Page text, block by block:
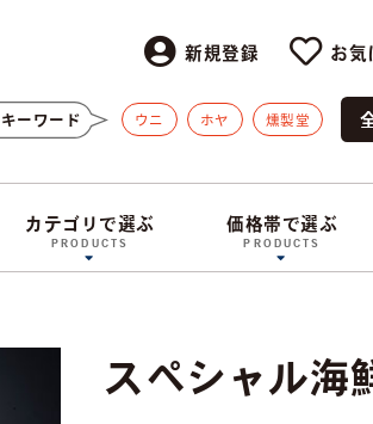
新規登録 お気
ーワード ウニ ホヤ 燻製堂
カテゴリで選ぶ
PRODUCTS
価格帯で選ぶ
PRODUCTS
スペシャル海